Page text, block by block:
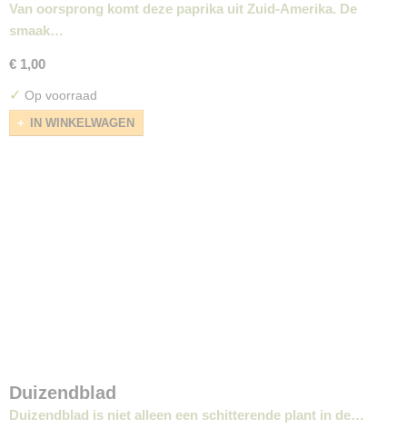
Van oorsprong komt deze paprika uit Zuid-Amerika. De
smaak…
€ 1,00
✓ Op voorraad
IN WINKELWAGEN
Duizendblad
Duizendblad is niet alleen een schitterende plant in de…